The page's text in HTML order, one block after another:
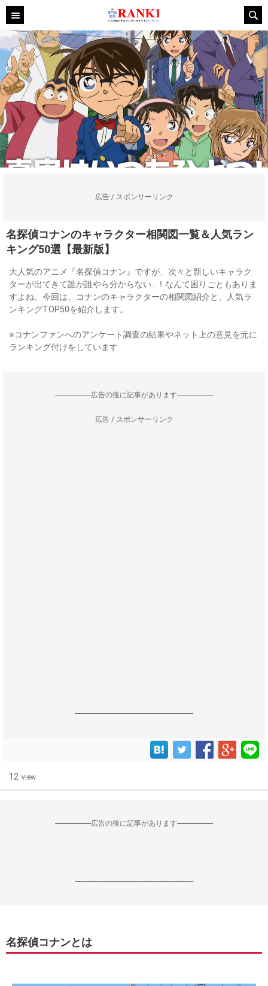
広告 / スポンサーリンク
名探偵コナンのキャラクター相関図一覧＆人気ラン
キング50選【最新版】
大人気のアニメ『名探偵コナン』ですが、次々と新しいキャラク
ターが出てきて誰が誰やら分からない…！なんて困りごともありま
すよね。今回は、コナンのキャラクターの相関図紹介と、人気ラ
ンキングTOP50を紹介します。
※コナンファンへのアンケート調査の結果やネット上の意見を元に
ランキング付けをしています
--------------------広告の後に記事があります--------------------
広告 / スポンサーリンク
------------------------------------------------------------------
12 view
--------------------広告の後に記事があります--------------------
------------------------------------------------------------------
名探偵コナンとは